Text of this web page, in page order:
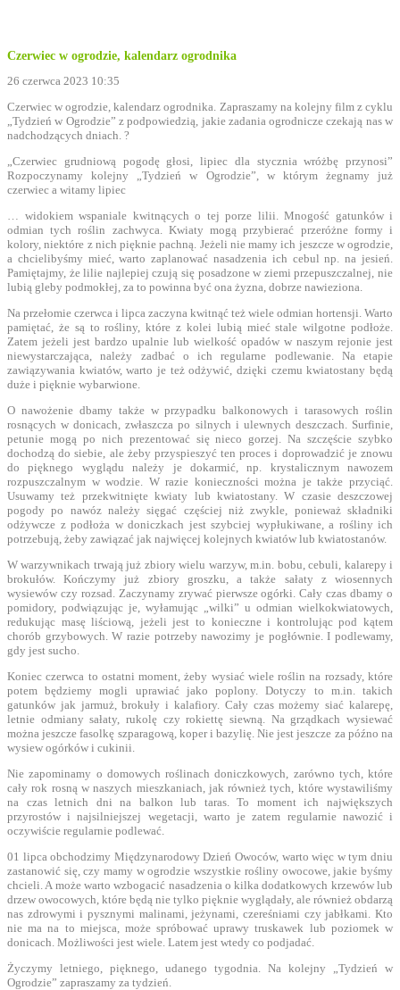
Czerwiec w ogrodzie, kalendarz ogrodnika
26 czerwca 2023 10:35
Czerwiec w ogrodzie, kalendarz ogrodnika. Zapraszamy na kolejny film z cyklu
„Tydzień w Ogrodzie” z podpowiedzią, jakie zadania ogrodnicze czekają nas w
nadchodzących dniach. ?
„Czerwiec grudniową pogodę głosi, lipiec dla stycznia wróżbę przynosi”
Rozpoczynamy kolejny „Tydzień w Ogrodzie”, w którym żegnamy już
czerwiec a witamy lipiec
… widokiem wspaniale kwitnących o tej porze lilii. Mnogość gatunków i
odmian tych roślin zachwyca. Kwiaty mogą przybierać przeróżne formy i
kolory, niektóre z nich pięknie pachną. Jeżeli nie mamy ich jeszcze w ogrodzie,
a chcielibyśmy mieć, warto zaplanować nasadzenia ich cebul np. na jesień.
Pamiętajmy, że lilie najlepiej czują się posadzone w ziemi przepuszczalnej, nie
lubią gleby podmokłej, za to powinna być ona żyzna, dobrze nawieziona.
Na przełomie czerwca i lipca zaczyna kwitnąć też wiele odmian hortensji. Warto
pamiętać, że są to rośliny, które z kolei lubią mieć stale wilgotne podłoże.
Zatem jeżeli jest bardzo upalnie lub wielkość opadów w naszym rejonie jest
niewystarczająca, należy zadbać o ich regularne podlewanie. Na etapie
zawiązywania kwiatów, warto je też odżywić, dzięki czemu kwiatostany będą
duże i pięknie wybarwione.
O nawożenie dbamy także w przypadku balkonowych i tarasowych roślin
rosnących w donicach, zwłaszcza po silnych i ulewnych deszczach. Surfinie,
petunie mogą po nich prezentować się nieco gorzej. Na szczęście szybko
dochodzą do siebie, ale żeby przyspieszyć ten proces i doprowadzić je znowu
do pięknego wyglądu należy je dokarmić, np. krystalicznym nawozem
rozpuszczalnym w wodzie. W razie konieczności można je także przyciąć.
Usuwamy też przekwitnięte kwiaty lub kwiatostany. W czasie deszczowej
pogody po nawóz należy sięgać częściej niż zwykle, ponieważ składniki
odżywcze z podłoża w doniczkach jest szybciej wypłukiwane, a rośliny ich
potrzebują, żeby zawiązać jak najwięcej kolejnych kwiatów lub kwiatostanów.
W warzywnikach trwają już zbiory wielu warzyw, m.in. bobu, cebuli, kalarepy i
brokułów. Kończymy już zbiory groszku, a także sałaty z wiosennych
wysiewów czy rozsad. Zaczynamy zrywać pierwsze ogórki. Cały czas dbamy o
pomidory, podwiązując je, wyłamując „wilki” u odmian wielkokwiatowych,
redukując masę liściową, jeżeli jest to konieczne i kontrolując pod kątem
chorób grzybowych. W razie potrzeby nawozimy je pogłównie. I podlewamy,
gdy jest sucho.
Koniec czerwca to ostatni moment, żeby wysiać wiele roślin na rozsady, które
potem będziemy mogli uprawiać jako poplony. Dotyczy to m.in. takich
gatunków jak jarmuż, brokuły i kalafiory. Cały czas możemy siać kalarepę,
letnie odmiany sałaty, rukolę czy rokiettę siewną. Na grządkach wysiewać
można jeszcze fasolkę szparagową, koper i bazylię. Nie jest jeszcze za późno na
wysiew ogórków i cukinii.
Nie zapominamy o domowych roślinach doniczkowych, zarówno tych, które
cały rok rosną w naszych mieszkaniach, jak również tych, które wystawiliśmy
na czas letnich dni na balkon lub taras. To moment ich największych
przyrostów i najsilniejszej wegetacji, warto je zatem regularnie nawozić i
oczywiście regularnie podlewać.
01 lipca obchodzimy Międzynarodowy Dzień Owoców, warto więc w tym dniu
zastanowić się, czy mamy w ogrodzie wszystkie rośliny owocowe, jakie byśmy
chcieli. A może warto wzbogacić nasadzenia o kilka dodatkowych krzewów lub
drzew owocowych, które będą nie tylko pięknie wyglądały, ale również obdarzą
nas zdrowymi i pysznymi malinami, jeżynami, czereśniami czy jabłkami. Kto
nie ma na to miejsca, może spróbować uprawy truskawek lub poziomek w
donicach. Możliwości jest wiele. Latem jest wtedy co podjadać.
Życzymy letniego, pięknego, udanego tygodnia. Na kolejny „Tydzień w
Ogrodzie” zapraszamy za tydzień.